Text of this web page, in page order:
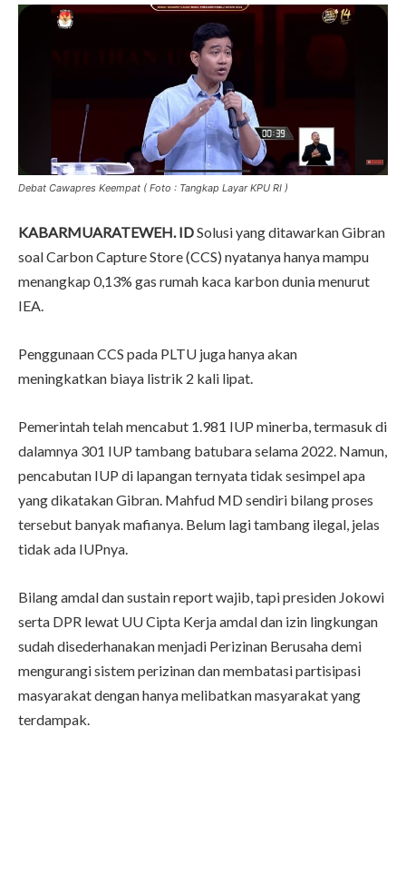
Debat Cawapres Keempat ( Foto : Tangkap Layar KPU RI )
KABARMUARATEWEH. IDSolusi yang ditawarkan Gibran
soal Carbon Capture Store (CCS) nyatanya hanya mampu
menangkap 0,13% gas rumah kaca karbon dunia menurut
IEA.
Penggunaan CCS pada PLTU juga hanya akan
meningkatkan biaya listrik 2 kali lipat.
Pemerintah telah mencabut 1.981 IUP minerba, termasuk di
dalamnya 301 IUP tambang batubara selama 2022. Namun,
pencabutan IUP di lapangan ternyata tidak sesimpel apa
yang dikatakan Gibran. Mahfud MD sendiri bilang proses
tersebut banyak mafianya. Belum lagi tambang ilegal, jelas
tidak ada IUPnya.
Bilang amdal dan sustain report wajib, tapi presiden Jokowi
serta DPR lewat UU Cipta Kerja amdal dan izin lingkungan
sudah disederhanakan menjadi Perizinan Berusaha demi
mengurangi sistem perizinan dan membatasi partisipasi
masyarakat dengan hanya melibatkan masyarakat yang
terdampak.